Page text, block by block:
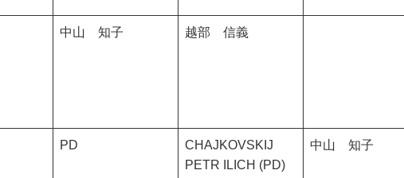
中山 知子 越部 信義
PD
CHAJKOVSKIJ
PETR ILICH (PD)
中山 知子